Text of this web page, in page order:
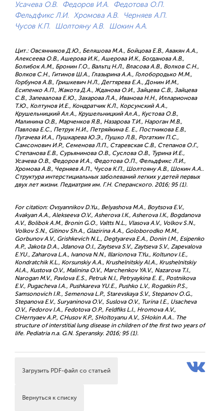
Усачева О.В.
Федоров И.А.
Федотова О.П.
Фельдфикс Л.И. Хромова А.В.
Черняев А.П.
Чусов К.П.
Шолтояну А.В. Шокин А.А.
Цит.: Овсянников Д.Ю., Беляшова М.А., Бойцова Е.В., Авакян А.А.,
Алексеева О.В., Ашерова И.К., Ашерова И.К., Богданова А.В.,
Болибок А.М., Бронин Г.О., Вальтц Н.Л., Власова А.В., Волков С.Н.,
Волков С.Н., Гитинов Ш.А., Глазырина А.А., Голобородько М.М.,
Горбунов А.В., Гришкевич Н.Л., Дегтярева Е.А., Донин И.М.,
Есипенко А.П., Жакота Д.А., Жданова О.И., Зайцева С.В., Зайцева
С.В., Запевалова Е.Ю., Захарова Л.А., Иванова Н.Н., Илларионова
Т.Ю., Колтунов И.Е., Кондратчик К.Л., Корсунский А.А.,
Крушельницкий Ал.А., Крушельницкий Ал.А., Кустова О.В.,
Малинина О.В., Марченков Я.В., Назарова Т.И., Нароган М.В.,
Павлова Е.С., Петрук Н.И., Петряйкина Е. Е., Постникова Е.В.,
Пугачева И.А., Пушкарева Ю.Э., Пушко Л.В., Рогаткин П.С.,
Самсонович И.Р., Семенова Л.П., Старевская С.В., Степанов О.Г.,
Степанова Е.В., Сурьянинова О.В., Суслова О.В., Турина И.Е.,
Усачева О.В., Федоров И.А., Федотова О.П., Фельдфикс Л.И.,
Хромова А.В., Черняев А.П., Чусов К.П., Шолтояну А.В., Шокин А.А..
Структура интерстициальных заболеваний легких у детей первых
двух лет жизни. Педиатрия им. Г.Н. Сперанского. 2016; 95 (1).
For citation: Ovsyannikov D.Yu., Belyashova M.A., Boytsova E.V.,
Avakyan A.A., Alekseeva O.V., Asherova I.K., Asherova I.K., Bogdanova
A.V., Bolibok A.M., Bronin G.O., Valtts N.L., Vlasova A.V., Volkov S.N.,
Volkov S.N., Gitinov Sh.A., Glazirina A.A., Goloborodko M.M.,
Gorbunov A.V., Grishkevich N.L., Degtyareva E.A., Donin I.M., Esipenko
A.P., Jakota D.A., Jdanova O.I., Zaytseva S.V., Zaytseva S.V., Zapevalova
E.YU., Zaharova L.A., Ivanova N.N., Illarionova T.Yu., Koltunov I.E.,
Kondratchik K.L., Korsunskiy A.A., Krushelnitskiy Al.A., Krushelnitskiy
Al.A., Kustova O.V., Malinina O.V., Marchenkov YA.V., Nazarova T.I.,
Narogan M.V., Pavlova E.S., Petruk N.I., Petryaykina E. E., Postnikova
E.V., Pugacheva I.A., Pushkareva YU.E., Pushko L.V., Rogatkin P.S.,
Samsonovich I.R., Semenova L.P., Starevskaya S.V., Stepanov O.G.,
Stepanova E.V., Suryaninova O.V., Suslova O.V., Turina I.E., Usacheva
O.V., Fedorov I.A., Fedotova O.P., Feldfiks L.I., Hromova A.V.,
CHernyaev A.P., CHusov K.P., SHoltoyanu A.V., SHokin A.A.. The
structure of interstitial lung disease in children of the first two years of
life. Pediatria n.a. G.N. Speransky. 2016; 95 (1).
Загрузить PDF-файл со статьей
Вернуться к списку